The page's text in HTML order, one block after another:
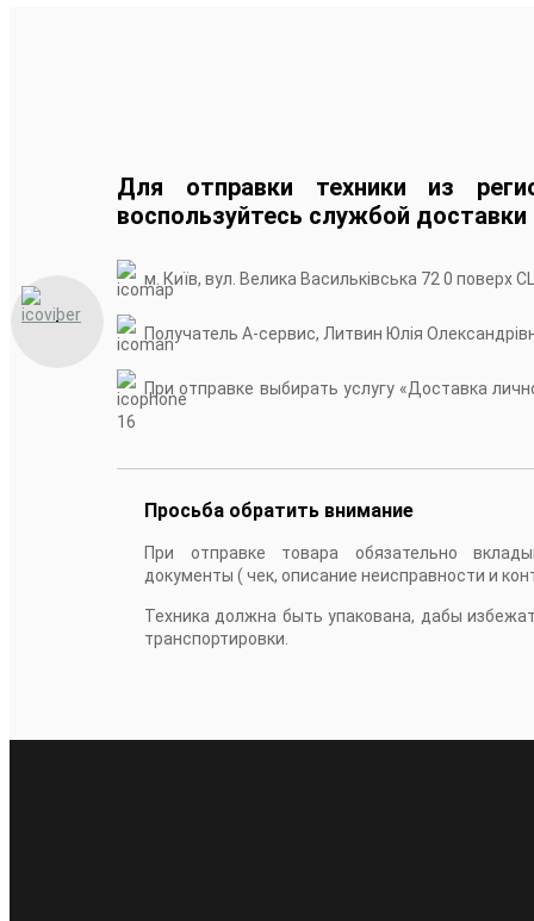
Для отправки техники из
воспользуйтесь службой доставки
м. Київ, вул. Велика Васильківська 72 0 поверх
Получатель А-сервис, Литвин Юлія
При отправке выбирать услугу «Доставка
16
Просьба обратить внимание
При отправке товара обязательно
документы ( чек, описание неисправности и
Техника должна быть упакована, дабы
транспортировки.